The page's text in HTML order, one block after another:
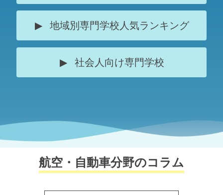
地域別専門学校人気ランキング
社会人向け専門学校
航空・自動車分野のコラム